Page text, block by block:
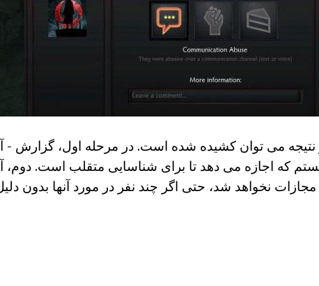
می توان کشیده شده است. در مرحله اول، گزارش - آن
که اجازه می دهد تا برای شناسایی متقلب است. دوم،
مجازات نخواهد شد، حتی اگر چند نفر در مورد آنها بدون